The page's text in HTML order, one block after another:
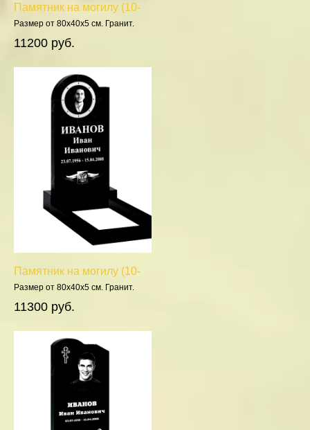
Памятник на могилу (10-
179)
Размер от 80х40х5 см. Гранит.
11200 руб.
Памятник на могилу (10-
528)
Размер от 80х40х5 см. Гранит.
11300 руб.